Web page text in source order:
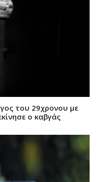
του 29χρονου με
ο καβγάς